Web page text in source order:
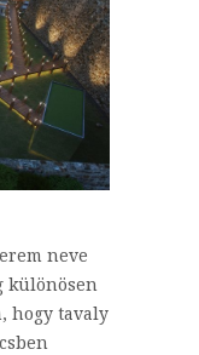
neve
különösen
hogy tavaly